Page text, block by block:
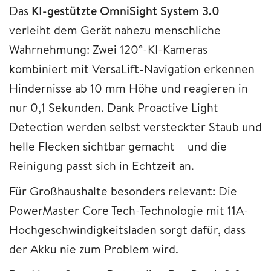
Das KI-gestützte OmniSight System 3.0
verleiht dem Gerät nahezu menschliche
Wahrnehmung: Zwei 120°-KI-Kameras
kombiniert mit VersaLift-Navigation erkennen
Hindernisse ab 10 mm Höhe und reagieren in
nur 0,1 Sekunden. Dank Proactive Light
Detection werden selbst versteckter Staub und
helle Flecken sichtbar gemacht – und die
Reinigung passt sich in Echtzeit an.
Für Großhaushalte besonders relevant: Die
PowerMaster Core Tech-Technologie mit 11A-
Hochgeschwindigkeitsladen sorgt dafür, dass
der Akku nie zum Problem wird.